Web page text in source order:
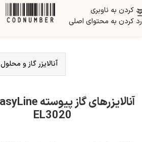
رد کردن به ناوبری
رد کردن به محتوای اصلی
آنالایزر گاز و محلول
EL3020